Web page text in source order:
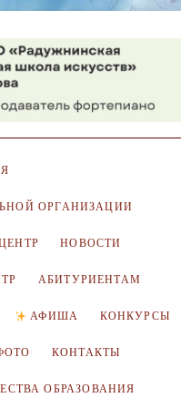
ОРГАНИЗАЦИИ
НОВОСТИ
АБИТУРИЕНТАМ
АФИША КОНКУРСЫ
КОНТАКТЫ
ОБРАЗОВАНИЯ